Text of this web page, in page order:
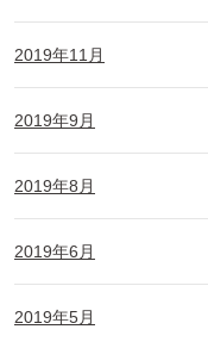
2019年11月
2019年9月
2019年8月
2019年6月
2019年5月